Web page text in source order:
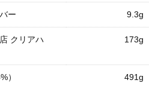
ー 9.3g
クリアハ
173g
） 491g